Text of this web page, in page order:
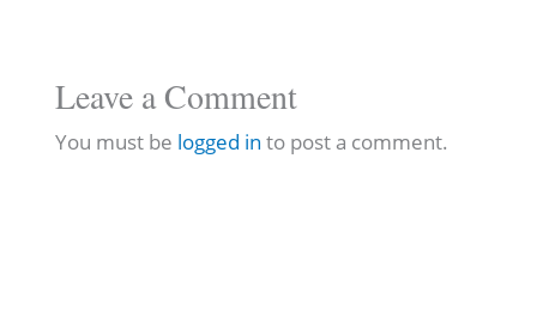
Leave a Comment
You must be logged in to post a comment.